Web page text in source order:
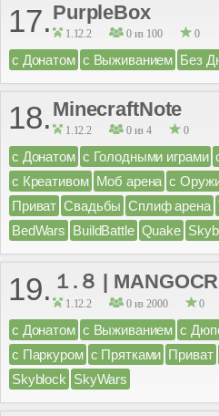
17. PurpleBox
1.12.2 0 из 100 0
с Донатом с Выживанием Без
18. MinecraftNote
1.12.2 0 из 4 0
с Донатом с Голодными играми
с Креативом Моб арена с
Приват Свадьбы Сплиф арена
BedWars BuildBattle Quake
19. １.８ |
1.12.2 0 из 2000 0
с Донатом с Выживанием с
с Паркуром с Прятками Приват
Skyblock SkyWars